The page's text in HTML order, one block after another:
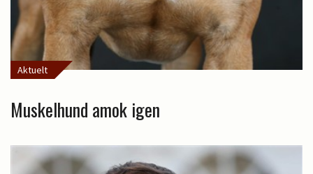
Aktuelt
Muskelhund amok igen